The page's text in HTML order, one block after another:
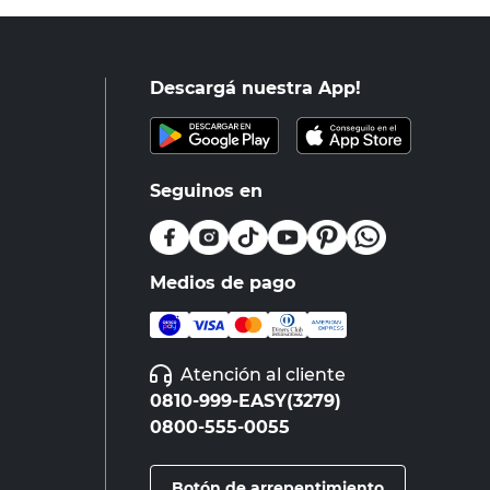
Descargá nuestra App!
Seguinos en
Medios de pago
Atención al cliente
0810-999-EASY(3279)
0800-555-0055